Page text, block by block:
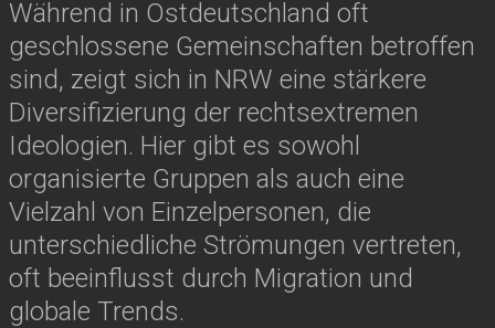
Während in Ostdeutschland oft
geschlossene Gemeinschaften betroffen
sind, zeigt sich in NRW eine stärkere
Diversifizierung der rechtsextremen
Ideologien. Hier gibt es sowohl
organisierte Gruppen als auch eine
Vielzahl von Einzelpersonen, die
unterschiedliche Strömungen vertreten,
oft beeinflusst durch Migration und
globale Trends.